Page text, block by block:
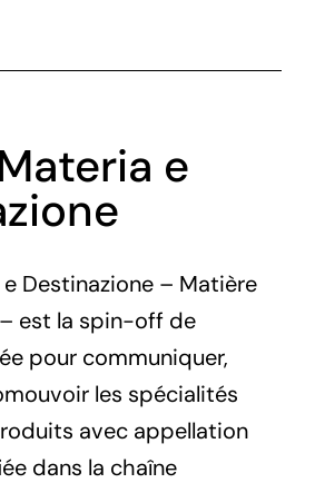
e
e Destinazione – Matière
est la spin-off de
pour communiquer,
les spécialités
avec appellation
dans la chaîne